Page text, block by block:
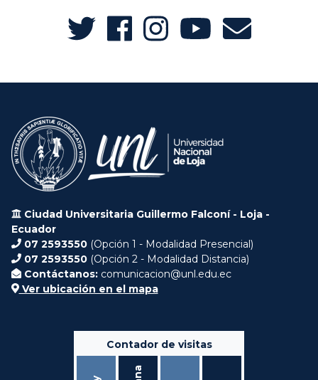
Ciudad Universitaria Guillermo Falconí - Loja -
Ecuador
07 2593550 (Opción 1 - Modalidad Presencial)
07 2593550 (Opción 2 - Modalidad Distancia)
Contáctanos: comunicacion@unl.edu.ec
Ver ubicación en el mapa
Contador de visitas